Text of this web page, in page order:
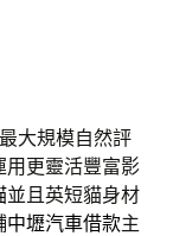
最大規模自然評
用更靈活豐富影
並且英短貓身材
中壢汽車借款主